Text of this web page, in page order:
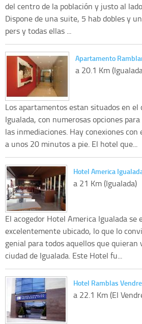
del centro de la población y justo al
Dispone de una suite, 5 hab dobles y
pers y todas ellas ...
Apartamento
a 20.1 Km
Los apartamentos estan situados en el
Igualada, con numerosas opciones
las inmediaciones. Hay conexiones
a unos 20 minutos a pie. El hotel que...
Hotel America
a 21 Km (Igualada)
El acogedor Hotel America Igualada se
excelentemente ubicado, lo que lo
genial para todos aquellos que quieran
ciudad de Igualada. Este Hotel fu...
Hotel Ramblas
a 22.1 Km (El